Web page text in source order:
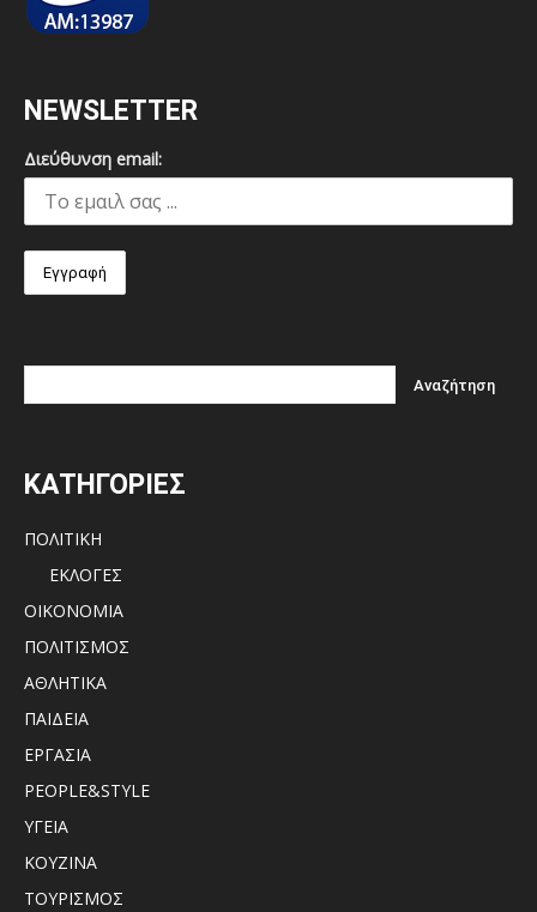
NEWSLETTER
Διεύθυνση email:
ΚΑΤΗΓΟΡΙΕΣ
ΠΟΛΙΤΙΚΗ
ΕΚΛΟΓΕΣ
ΟΙΚΟΝΟΜΙΑ
ΠΟΛΙΤΙΣΜΟΣ
ΑΘΛΗΤΙΚΑ
ΠΑΙΔΕΙΑ
ΕΡΓΑΣΙΑ
PEOPLE&STYLE
ΥΓΕΙΑ
ΚΟΥΖΙΝΑ
ΤΟΥΡΙΣΜΟΣ